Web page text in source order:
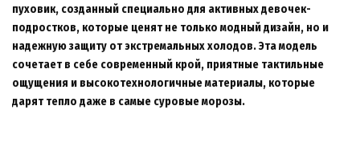
пуховик, созданный специально для активных девочек-
подростков, которые ценят не только модный дизайн, но и
надежную защиту от экстремальных холодов. Эта модель
сочетает в себе современный крой, приятные тактильные
ощущения и высокотехнологичные материалы, которые
дарят тепло даже в самые суровые морозы.